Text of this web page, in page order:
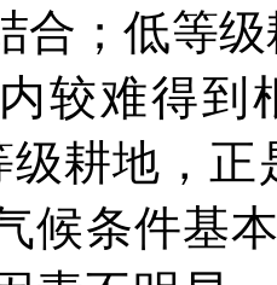
合；低等
较难得到
级耕地，正
候条件基